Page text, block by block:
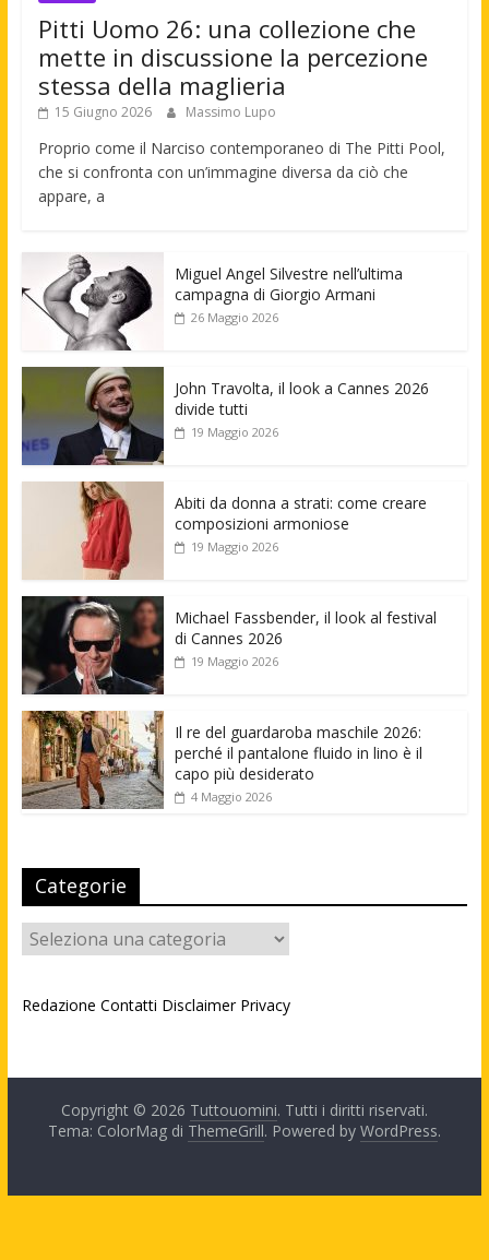
Pitti Uomo 26: una collezione che
mette in discussione la percezione
stessa della maglieria
15 Giugno 2026 Massimo Lupo
Proprio come il Narciso contemporaneo di The Pitti Pool,
che si confronta con un’immagine diversa da ciò che
appare, a
Miguel Angel Silvestre nell’ultima
campagna di Giorgio Armani
26 Maggio 2026
John Travolta, il look a Cannes 2026
divide tutti
19 Maggio 2026
Abiti da donna a strati: come creare
composizioni armoniose
19 Maggio 2026
Michael Fassbender, il look al festival
di Cannes 2026
19 Maggio 2026
Il re del guardaroba maschile 2026:
perché il pantalone fluido in lino è il
capo più desiderato
4 Maggio 2026
Categorie
Categorie
Redazione Contatti Disclaimer Privacy
Copyright © 2026 Tuttouomini. Tutti i diritti riservati.
Tema: ColorMag di ThemeGrill. Powered by WordPress.